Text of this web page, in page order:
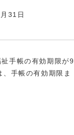
31日
手帳の有効期限が9
手帳の有効期限ま